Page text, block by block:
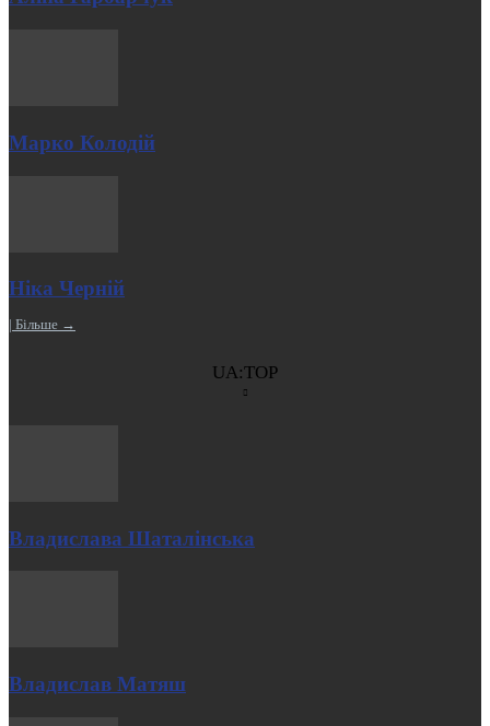
Марко Колодій
Ніка Черній
| Більше →
UA:TOP
Владислава Шаталінська
Владислав Матяш